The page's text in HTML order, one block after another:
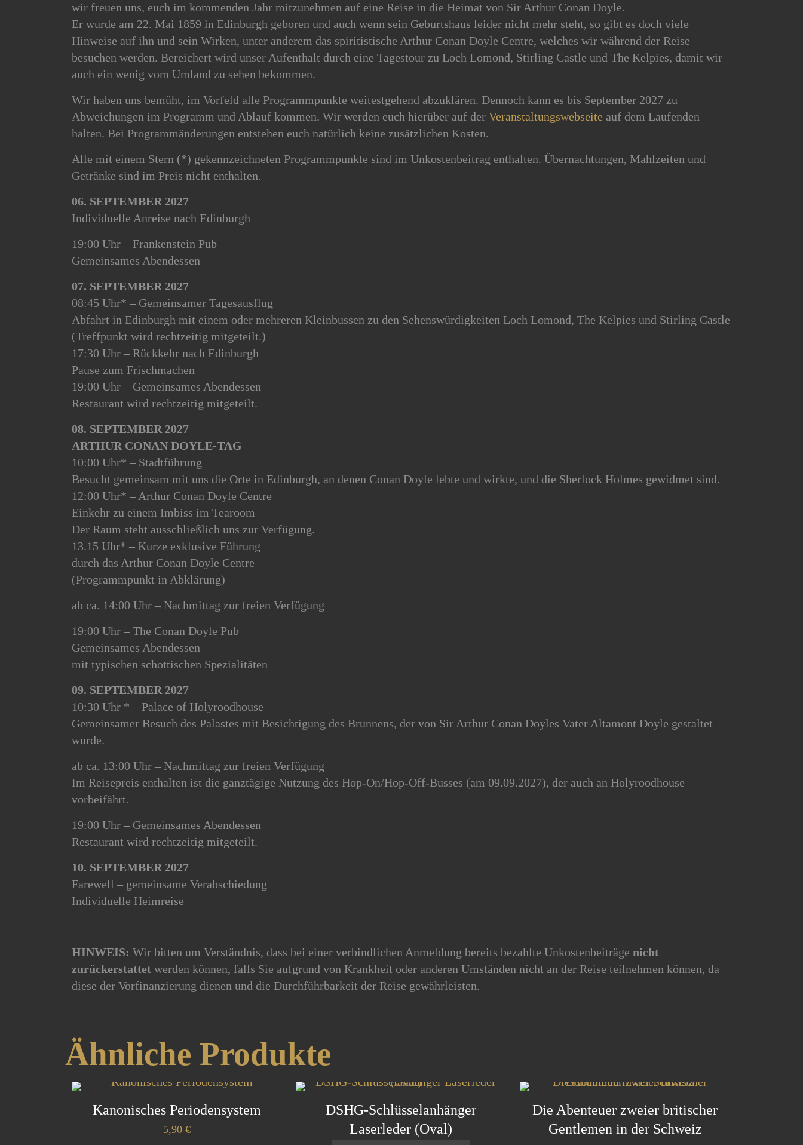
wir freuen uns, euch im kommenden Jahr mitzunehmen auf eine Reise in die Heimat von Sir Arthur Conan Doyle.
Er wurde am 22. Mai 1859 in Edinburgh geboren und auch wenn sein Geburtshaus leider nicht mehr steht, so gibt es doch viele
Hinweise auf ihn und sein Wirken, unter anderem das spiritistische Arthur Conan Doyle Centre, welches wir während der Reise
besuchen werden. Bereichert wird unser Aufenthalt durch eine Tagestour zu Loch Lomond, Stirling Castle und The Kelpies, damit wir
auch ein wenig vom Umland zu sehen bekommen.
Wir haben uns bemüht, im Vorfeld alle Programmpunkte weitestgehend abzuklären. Dennoch kann es bis September 2027 zu
Abweichungen im Programm und Ablauf kommen. Wir werden euch hierüber auf derVeranstaltungswebseite auf dem Laufenden
halten. Bei Programmänderungen entstehen euch natürlich keine zusätzlichen Kosten.
Alle mit einem Stern (*) gekennzeichneten Programmpunkte sind im Unkostenbeitrag enthalten. Übernachtungen, Mahlzeiten und
Getränke sind im Preis nicht enthalten.
06. SEPTEMBER 2027
Individuelle Anreise nach Edinburgh
19:00 Uhr – Frankenstein Pub
Gemeinsames Abendessen
07. SEPTEMBER 2027
08:45 Uhr* – Gemeinsamer Tagesausflug
Abfahrt in Edinburgh mit einem oder mehreren Kleinbussen zu den Sehenswürdigkeiten Loch Lomond, The Kelpies und Stirling Castle
(Treffpunkt wird rechtzeitig mitgeteilt.)
17:30 Uhr – Rückkehr nach Edinburgh
Pause zum Frischmachen
19:00 Uhr – Gemeinsames Abendessen
Restaurant wird rechtzeitig mitgeteilt.
08. SEPTEMBER 2027
ARTHUR CONAN DOYLE-TAG
10:00 Uhr* – Stadtführung
Besucht gemeinsam mit uns die Orte in Edinburgh, an denen Conan Doyle lebte und wirkte, und die Sherlock Holmes gewidmet sind.
12:00 Uhr* – Arthur Conan Doyle Centre
Einkehr zu einem Imbiss im Tearoom
Der Raum steht ausschließlich uns zur Verfügung.
13.15 Uhr* – Kurze exklusive Führung
durch das Arthur Conan Doyle Centre
(Programmpunkt in Abklärung)
ab ca. 14:00 Uhr – Nachmittag zur freien Verfügung
19:00 Uhr – The Conan Doyle Pub
Gemeinsames Abendessen
mit typischen schottischen Spezialitäten
09. SEPTEMBER 2027
10:30 Uhr * – Palace of Holyroodhouse
Gemeinsamer Besuch des Palastes mit Besichtigung des Brunnens, der von Sir Arthur Conan Doyles Vater Altamont Doyle gestaltet
wurde.
ab ca. 13:00 Uhr – Nachmittag zur freien Verfügung
Im Reisepreis enthalten ist die ganztägige Nutzung des Hop-On/Hop-Off-Busses (am 09.09.2027), der auch an Holyroodhouse
vorbeifährt.
19:00 Uhr – Gemeinsames Abendessen
Restaurant wird rechtzeitig mitgeteilt.
10. SEPTEMBER 2027
Farewell – gemeinsame Verabschiedung
Individuelle Heimreise
HINWEIS: Wir bitten um Verständnis, dass bei einer verbindlichen Anmeldung bereits bezahlte Unkostenbeiträgenicht
zurückerstattet werden können, falls Sie aufgrund von Krankheit oder anderen Umständen nicht an der Reise teilnehmen können, da
diese der Vorfinanzierung dienen und die Durchführbarkeit der Reise gewährleisten.
Ähnliche Produkte
Kanonisches Periodensystem
5,90€
DSHG-Schlüsselanhänger
Laserleder (Oval)
Die Abenteuer zweier britischer
Gentlemen in der Schweiz